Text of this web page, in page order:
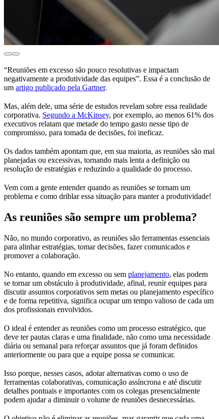
“Reuniões em excesso são pouco resolutivas e impactam
negativamente a produtividade das equipes”. Essa é a conclusão de
um artigo publicado pela Gartner.
Mas, além dele, uma série de estudos revelam sobre essa realidade
corporativa. Segundo a McKinsey, por exemplo, ao menos 61% dos
executivos relatam que metade do tempo gasto nesse tipo de
compromisso, para tomada de decisões, foi ineficaz.
Os dados também apontam que, em sua maioria, as reuniões são mal
planejadas ou excessivas, tornando mais lenta a definição ou
resolução de estratégias e reduzindo a qualidade do processo.
Vem com a gente entender quando as reuniões se tornam um
problema e como driblar essa situação para manter a produtividade!
As reuniões são sempre um problema?
Não, no mundo corporativo, as reuniões são ferramentas essenciais
para alinhar estratégias, tomar decisões, fazer comunicados e
promover a colaboração.
No entanto, quando em excesso ou sem planejamento, elas podem
se tornar um obstáculo à produtividade, afinal, reunir equipes para
discutir assuntos corporativos sem metas ou planejamento específico
e de forma repetitiva, significa ocupar um tempo valioso de cada um
dos profissionais envolvidos.
O ideal é entender as reuniões como um processo estratégico, que
deve ter pautas claras e uma finalidade, não como uma necessidade
diária ou semanal para reforçar assuntos que já foram definidos
anteriormente ou para que a equipe possa se comunicar.
Isso porque, nesses casos, adotar alternativas como o uso de
ferramentas colaborativas, comunicação assíncrona e até discutir
detalhes pontuais e importantes com os colegas presencialmente
podem ajudar a diminuir o volume de reuniões desnecessárias.